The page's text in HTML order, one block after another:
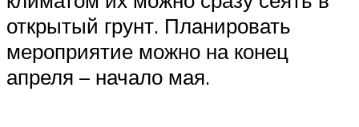
открытый грунт. Планировать
мероприятие можно на конец
апреля – начало мая.